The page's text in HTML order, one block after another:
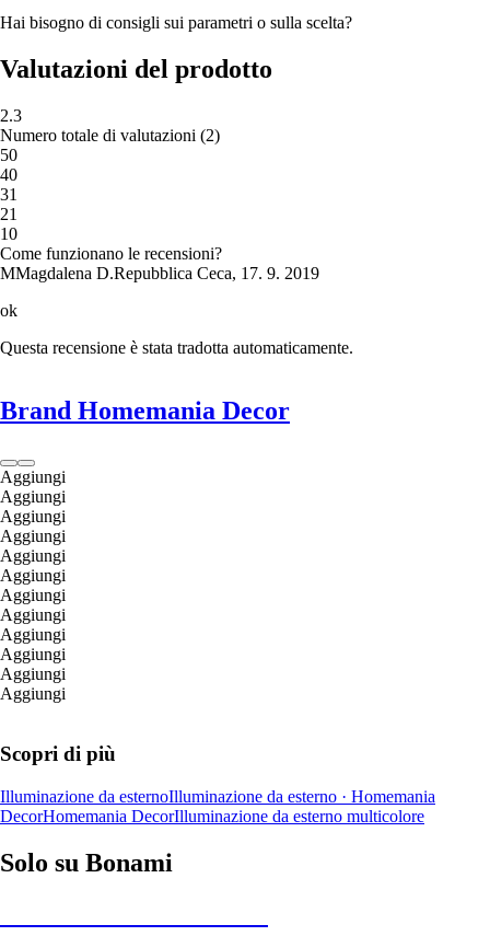
Hai bisogno di consigli sui parametri o sulla scelta?
Valutazioni del prodotto
2.3
Numero totale di valutazioni (2)
50
40
31
21
10
Come funzionano le recensioni?
MMagdalena D.Repubblica Ceca, 17. 9. 2019
ok
Questa recensione è stata tradotta automaticamente.
Brand Homemania Decor
Aggiungi
Aggiungi
Aggiungi
Aggiungi
Aggiungi
Aggiungi
Aggiungi
Aggiungi
Aggiungi
Aggiungi
Aggiungi
Aggiungi
Scopri di più
Illuminazione da esternoIlluminazione da esterno · Homemania
DecorHomemania DecorIlluminazione da esterno multicolore
Solo su Bonami